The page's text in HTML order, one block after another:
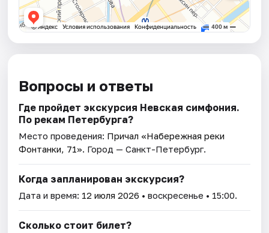
Вопросы и ответы
Где пройдет экскурсия Невская симфония.
По рекам Петербурга?
Место проведения: Причал «Набережная реки
Фонтанки, 71». Город — Санкт-Петербург.
Когда запланирован экскурсия?
Дата и время: 12 июля 2026 • воскресенье • 15:00.
Сколько стоит билет?